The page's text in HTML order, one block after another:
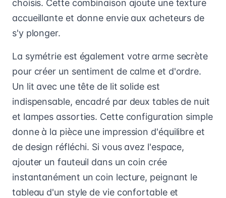
choisis. Cette combinaison ajoute une texture
accueillante et donne envie aux acheteurs de
s'y plonger.
La symétrie est également votre arme secrète
pour créer un sentiment de calme et d'ordre.
Un lit avec une tête de lit solide est
indispensable, encadré par deux tables de nuit
et lampes assorties. Cette configuration simple
donne à la pièce une impression d'équilibre et
de design réfléchi. Si vous avez l'espace,
ajouter un fauteuil dans un coin crée
instantanément un coin lecture, peignant le
tableau d'un style de vie confortable et